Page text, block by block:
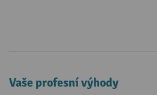
Vaše profesní výhody